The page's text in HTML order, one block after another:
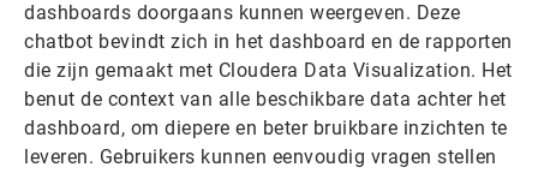
dashboards doorgaans kunnen weergeven. Deze
chatbot bevindt zich in het dashboard en de rapporten
die zijn gemaakt met Cloudera Data Visualization. Het
benut de context van alle beschikbare data achter het
dashboard, om diepere en beter bruikbare inzichten te
leveren. Gebruikers kunnen eenvoudig vragen stellen